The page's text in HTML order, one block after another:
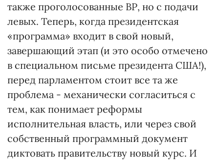
также проголосованные ВР, но с подачи
левых. Теперь, когда президентская
«программа» входит в свой новый,
завершающий этап (и это особо отмечено
в специальном письме президента США!),
перед парламентом стоит все та же
проблема - механически согласиться с
тем, как понимает реформы
исполнительная власть, или через свой
собственный программный документ
диктовать правительству новый курс. И